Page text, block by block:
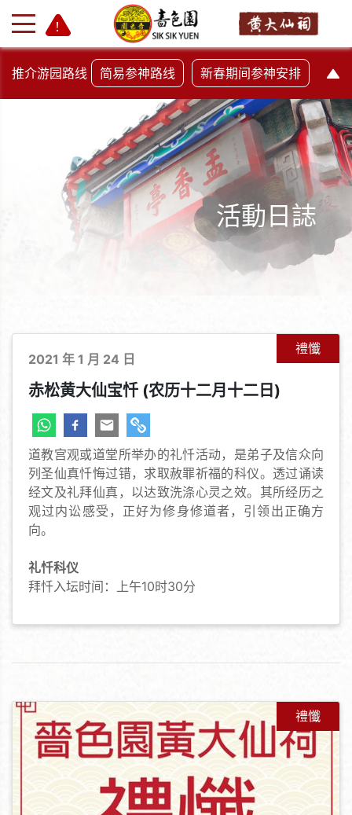
+
推介游园路线 简易参神路线 新春期间参神安排
活動日誌
禮懺
2021 年 1 月 24 日
赤松黄大仙宝忏 (农历十二月十二日)
道教宫观或道堂所举办的礼忏活动，是弟子及信众向
列圣仙真忏悔过错，求取赦罪祈福的科仪。透过诵读
经文及礼拜仙真，以达致洗涤心灵之效。其所经历之
观过内讼感受，正好为修身修道者，引领出正确方
向。
礼忏科仪
拜忏入坛时间：上午10时30分
禮懺